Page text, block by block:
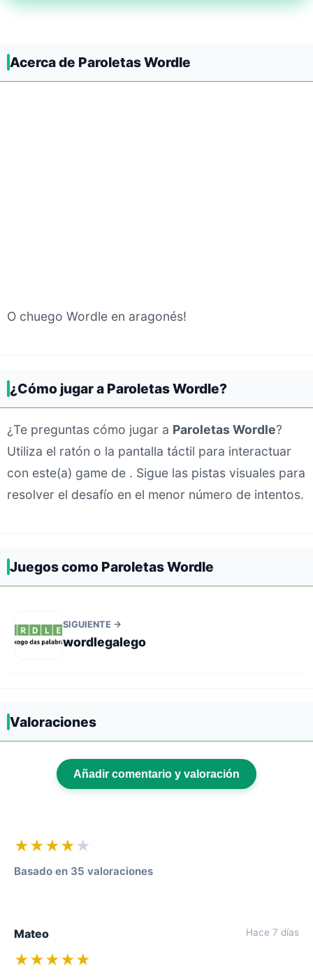
Acerca de Paroletas Wordle
O chuego Wordle en aragonés!
¿Cómo jugar a Paroletas Wordle?
¿Te preguntas cómo jugar a Paroletas Wordle?
Utiliza el ratón o la pantalla táctil para interactuar
con este(a) game de . Sigue las pistas visuales para
resolver el desafío en el menor número de intentos.
Juegos como Paroletas Wordle
SIGUIENTE →
wordlegalego
Valoraciones
Añadir comentario y valoración
★★★★ ★
Basado en 35 valoraciones
Mateo Hace 7 días
★★★★★